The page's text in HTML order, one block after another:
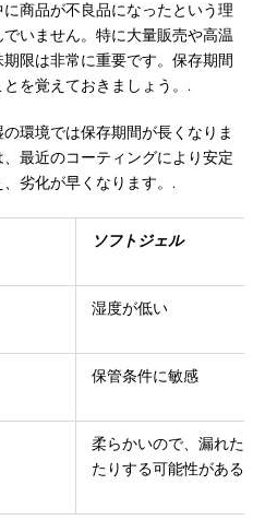
商品が不良品になったという理
いません。特に大量販売や高温
限は非常に重要です。保存期間
を覚えておきましょう。.
環境では保存期間が長くなりま
最近のコーティングにより安定
劣化が早くなります。.
ソフトジェル
湿度が低い
保管条件に敏感
柔らかいので、漏れたり
たりする可能性がある